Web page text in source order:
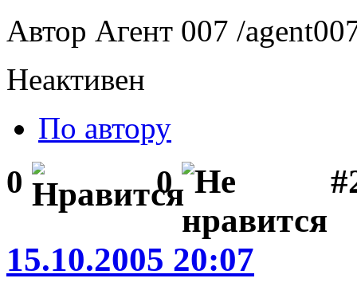
Автор Агент 007 /
Неактивен
По автору
0 0
15.10.2005 20:07